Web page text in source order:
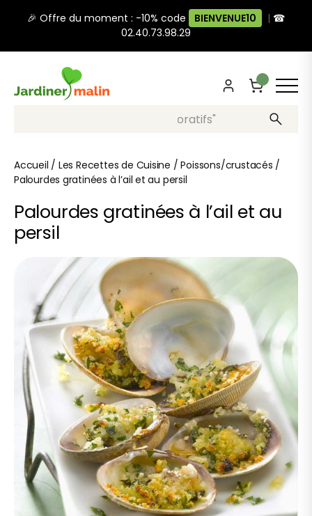
🎉 Offre du moment : -10% code BIENVENUE10 | ☎
02.40.73.98.29
Recherche, ex: "pots décoratifs"
Accueil / Les Recettes de Cuisine /Poissons/crustacés /
Palourdes gratinées à l’ail et au persil
Palourdes gratinées à l’ail et au
persil